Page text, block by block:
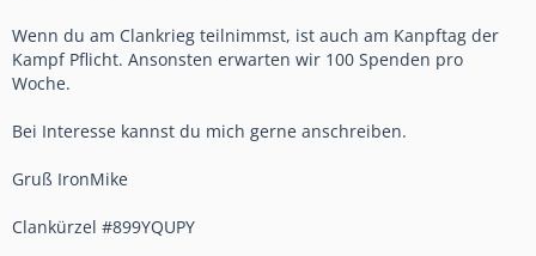
Wenn du am Clankrieg teilnimmst, ist auch am Kanpftag der
Kampf Pflicht. Ansonsten erwarten wir 100 Spenden pro
Woche.
Bei Interesse kannst du mich gerne anschreiben.
Gruß IronMike
Clankürzel #899YQUPY